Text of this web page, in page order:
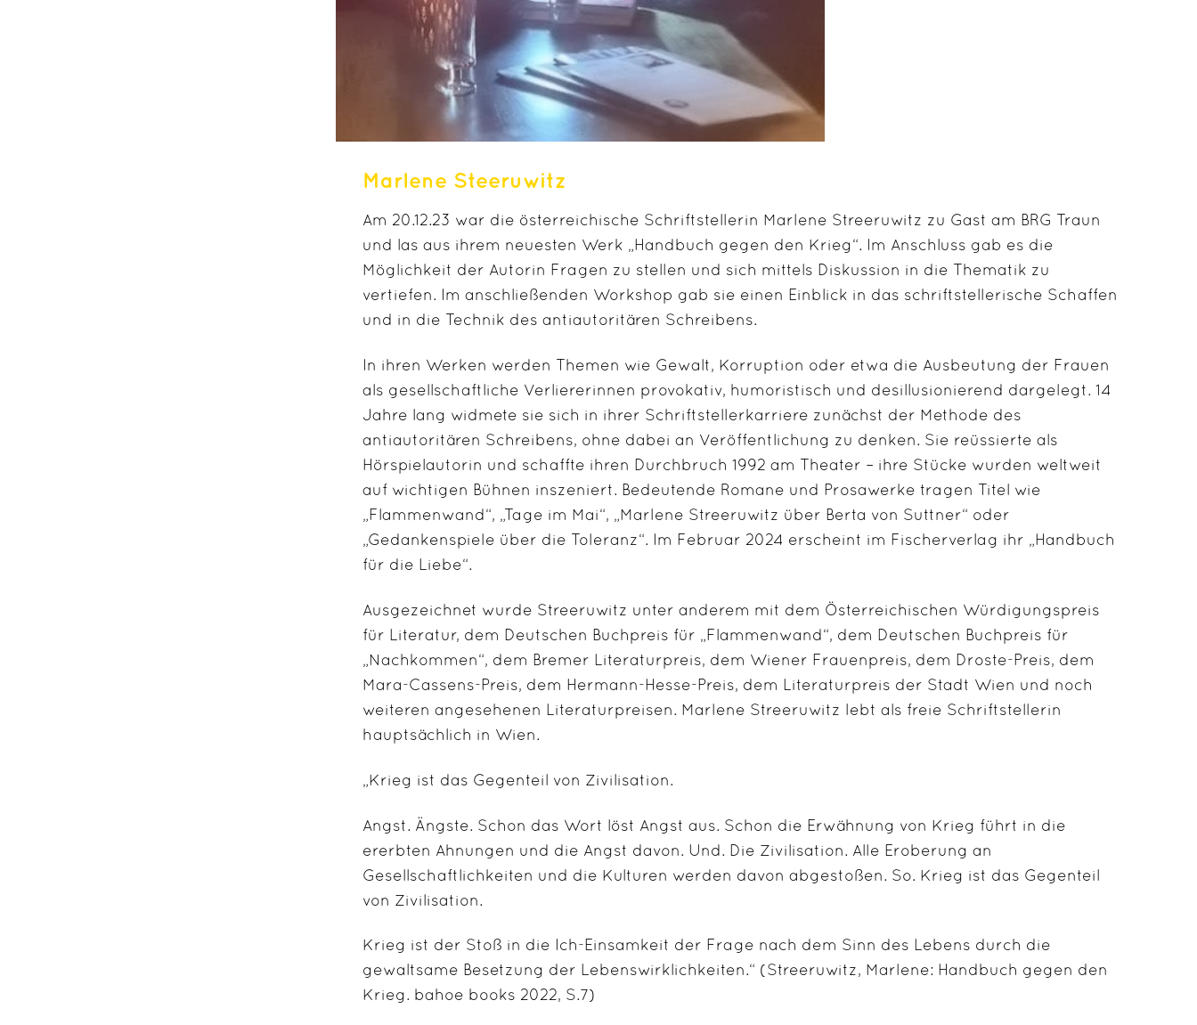
Marlene Steeruwitz
Am 20.12.23 war die österreichische Schriftstellerin Marlene Streeruwitz zu Gast am BRG Traun
und las aus ihrem neuesten Werk „Handbuch gegen den Krieg“. Im Anschluss gab es die
Möglichkeit der Autorin Fragen zu stellen und sich mittels Diskussion in die Thematik zu
vertiefen. Im anschließenden Workshop gab sie einen Einblick in das schriftstellerische Schaffen
und in die Technik des antiautoritären Schreibens.
In ihren Werken werden Themen wie Gewalt, Korruption oder etwa die Ausbeutung der Frauen
als gesellschaftliche Verliererinnen provokativ, humoristisch und desillusionierend dargelegt. 14
Jahre lang widmete sie sich in ihrer Schriftstellerkarriere zunächst der Methode des
antiautoritären Schreibens, ohne dabei an Veröffentlichung zu denken. Sie reüssierte als
Hörspielautorin und schaffte ihren Durchbruch 1992 am Theater – ihre Stücke wurden weltweit
auf wichtigen Bühnen inszeniert. Bedeutende Romane und Prosawerke tragen Titel wie
„Flammenwand“, „Tage im Mai“, „Marlene Streeruwitz über Berta von Suttner“ oder
„Gedankenspiele über die Toleranz“. Im Februar 2024 erscheint im Fischerverlag ihr „Handbuch
für die Liebe“.
Ausgezeichnet wurde Streeruwitz unter anderem mit dem Österreichischen Würdigungspreis
für Literatur, dem Deutschen Buchpreis für „Flammenwand“, dem Deutschen Buchpreis für
„Nachkommen“, dem Bremer Literaturpreis, dem Wiener Frauenpreis, dem Droste-Preis, dem
Mara-Cassens-Preis, dem Hermann-Hesse-Preis, dem Literaturpreis der Stadt Wien und noch
weiteren angesehenen Literaturpreisen. Marlene Streeruwitz lebt als freie Schriftstellerin
hauptsächlich in Wien.
„Krieg ist das Gegenteil von Zivilisation.
Angst. Ängste. Schon das Wort löst Angst aus. Schon die Erwähnung von Krieg führt in die
ererbten Ahnungen und die Angst davon. Und. Die Zivilisation. Alle Eroberung an
Gesellschaftlichkeiten und die Kulturen werden davon abgestoßen. So. Krieg ist das Gegenteil
von Zivilisation.
Krieg ist der Stoß in die Ich-Einsamkeit der Frage nach dem Sinn des Lebens durch die
gewaltsame Besetzung der Lebenswirklichkeiten.“ (Streeruwitz, Marlene: Handbuch gegen den
Krieg. bahoe books 2022, S.7)